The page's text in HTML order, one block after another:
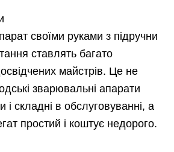
своїми руками з підручни
ставлять багато
майстрів. Це не
зварювальні апарати
і складні в обслуговуванні, а
простий і коштує недорого.